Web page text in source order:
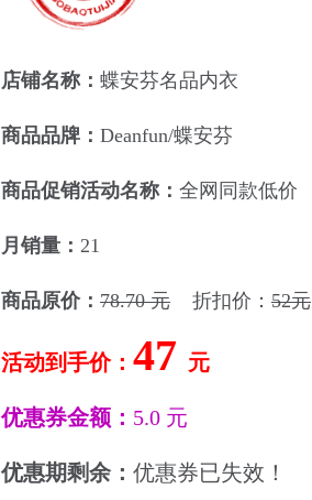
店铺名称： 蝶安芬名品内衣
商品品牌： Deanfun/蝶安芬
商品促销活动名称： 全网同款低价
月销量： 21
商品原价： 78.70 元 折扣价： 52元
活动到手价： 47 元
优惠券金额： 5.0 元
优惠期剩余： 优惠券已失效！